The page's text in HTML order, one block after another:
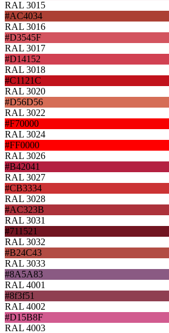
RAL 3015
#AC4034
RAL 3016
#D3545F
RAL 3017
#D14152
RAL 3018
#C1121C
RAL 3020
#D56D56
RAL 3022
#F70000
RAL 3024
#FF0000
RAL 3026
#B42041
RAL 3027
#CB3334
RAL 3028
#AC323B
RAL 3031
#711521
RAL 3032
#B24C43
RAL 3033
#8A5A83
RAL 4001
#8f3f51
RAL 4002
#D15B8F
RAL 4003